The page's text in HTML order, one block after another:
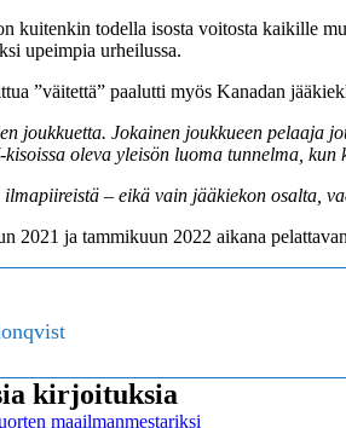
kuitenkin todella isosta voitosta kaikille
upeimpia urheilussa.
”väitettä” paalutti myös Kanadan
joukkuetta. Jokainen joukkueen pelaaja
oleva yleisön luoma tunnelma,
ilmapiireistä – eikä vain jääkiekon osalta,
2021 ja tammikuun 2022 aikana
kirjoituksia